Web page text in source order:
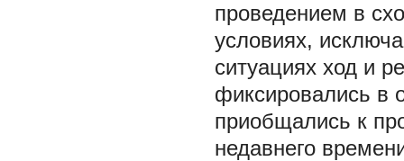
проведением в
условиях,
ситуациях ход и
фиксировались в
приобщались к
недавнего